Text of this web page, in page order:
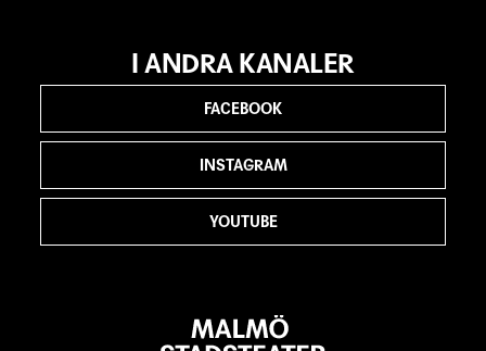
I ANDRA KANALER
FACEBOOK
INSTAGRAM
YOUTUBE